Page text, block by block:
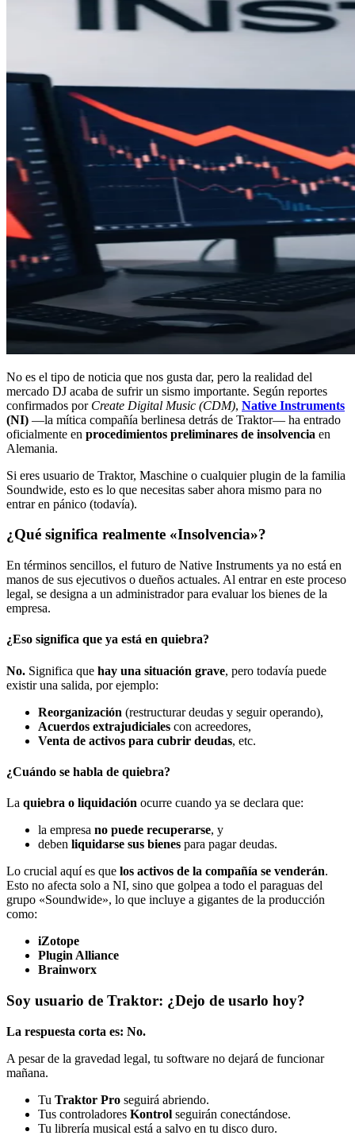
No es el tipo de noticia que nos gusta dar, pero la realidad del
mercado DJ acaba de sufrir un sismo importante. Según reportes
confirmados por Create Digital Music (CDM), Native Instruments
(NI) —la mítica compañía berlinesa detrás de Traktor— ha entrado
oficialmente en procedimientos preliminares de insolvencia en
Alemania.
Si eres usuario de Traktor, Maschine o cualquier plugin de la familia
Soundwide, esto es lo que necesitas saber ahora mismo para no
entrar en pánico (todavía).
¿Qué significa realmente «Insolvencia»?
En términos sencillos, el futuro de Native Instruments ya no está en
manos de sus ejecutivos o dueños actuales. Al entrar en este proceso
legal, se designa a un administrador para evaluar los bienes de la
empresa.
¿Eso significa que ya está en quiebra?
No. Significa que hay una situación grave, pero todavía puede
existir una salida, por ejemplo:
Reorganización (restructurar deudas y seguir operando),
Acuerdos extrajudiciales con acreedores,
Venta de activos para cubrir deudas, etc.
¿Cuándo se habla de quiebra?
La quiebra o liquidación ocurre cuando ya se declara que:
la empresa no puede recuperarse, y
deben liquidarse sus bienes para pagar deudas.
Lo crucial aquí es que los activos de la compañía se venderán.
Esto no afecta solo a NI, sino que golpea a todo el paraguas del
grupo «Soundwide», lo que incluye a gigantes de la producción
como:
iZotope
Plugin Alliance
Brainworx
Soy usuario de Traktor: ¿Dejo de usarlo hoy?
La respuesta corta es: No.
A pesar de la gravedad legal, tu software no dejará de funcionar
mañana.
Tu Traktor Pro seguirá abriendo.
Tus controladores Kontrol seguirán conectándose.
Tu librería musical está a salvo en tu disco duro.